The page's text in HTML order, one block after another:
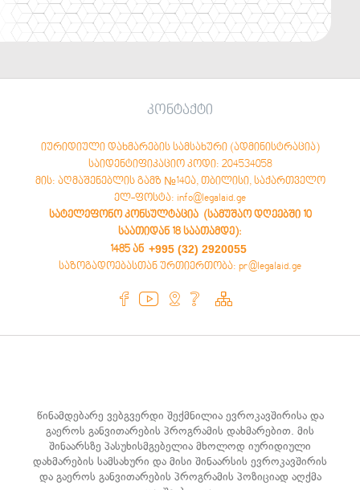
კონტაქტი
იურიდიული დახმარების სამსახური (ადმინისტრაცია)
საიდენტიფიკაციო კოდი: 204534058
მის: აღმაშენებლის გამზ №140ა, თბილისი, საქართველო
ელ-ფოსტა: info@legalaid.ge
სატელეფონო კონსულტაცია (სამუშაო დღეებში 10
საათიდან 18 საათამდე):
1485 ან +995 (32) 2920055
საზოგადოებასთან ურთიერთობა: pr@legalaid.ge
წინამდებარე ვებგვერდი შექმნილია ევროკავშირისა და
გაეროს განვითარების პროგრამის დახმარებით. მის
შინაარსზე პასუხისმგებელია მხოლოდ იურიდიული
დახმარების სამსახური და მისი შინაარსის ევროკავშირის
და გაეროს განვითარების პროგრამის პოზიციად აღქმა